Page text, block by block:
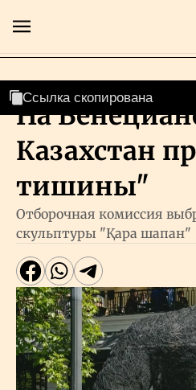
Главная
Бизнес
Рынки
Технологии
Власть
Art
На
Казахстан
тишины"
Отборочная комиссия
скульптуры "Қара шапан"
Ссылка скопирована
Ссылка скопирована